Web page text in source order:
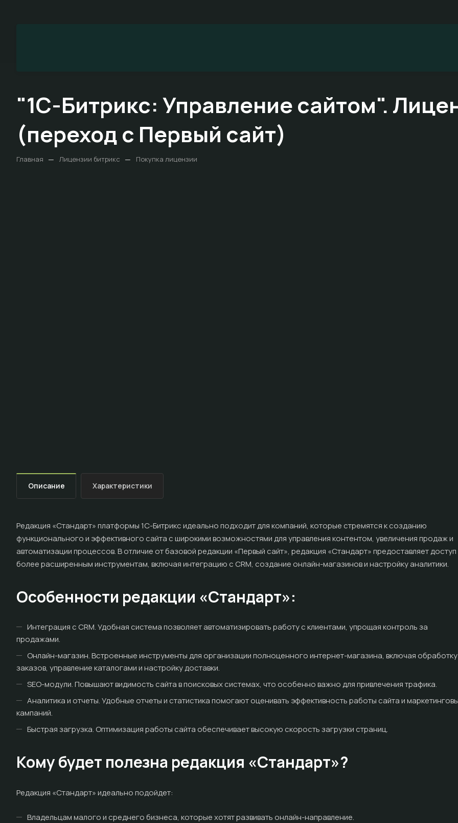
"1С-Битрикс: Управление сайтом".
(переход с Первый сайт)
Главная — Лицензии битрикс — Покупка лицензии
Описание Характеристики
Редакция «Стандарт» платформы 1С-Битрикс идеально подходит для компаний, которые стремятся к созданию
функционального и эффективного сайта с широкими возможностями для управления контентом, увеличения продаж и
автоматизации процессов. В отличие от базовой редакции «Первый сайт», редакция «Стандарт» предоставляет доступ
более расширенным инструментам, включая интеграцию с CRM, создание онлайн-магазинов и настройку аналитики.
Особенности редакции «Стандарт»:
Интеграция с CRM. Удобная система позволяет автоматизировать работу с клиентами, упрощая контроль за
продажами.
Онлайн-магазин. Встроенные инструменты для организации полноценного интернет-магазина, включая обработку
заказов, управление каталогами и настройку доставки.
SEO-модули. Повышают видимость сайта в поисковых системах, что особенно важно для привлечения трафика.
Аналитика и отчеты. Удобные отчеты и статистика помогают оценивать эффективность работы сайта и
кампаний.
Быстрая загрузка. Оптимизация работы сайта обеспечивает высокую скорость загрузки страниц.
Кому будет полезна редакция «Стандарт»?
Редакция «Стандарт» идеально подойдет:
Владельцам малого и среднего бизнеса, которые хотят развивать онлайн-направление.